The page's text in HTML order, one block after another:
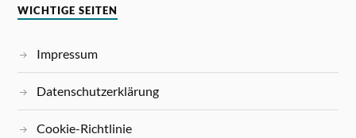
WICHTIGE SEITEN
Impressum
Datenschutzerklärung
Cookie-Richtlinie